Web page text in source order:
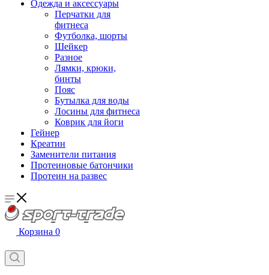
Одежда и аксессуары
Перчатки для
фитнеса
Футболка, шорты
Шейкер
Разное
Лямки, крюки,
бинты
Пояс
Бутылка для воды
Лосины для фитнеса
Коврик для йоги
Гейнер
Креатин
Заменители питания
Протеиновые батончики
Протеин на развес
Корзина 0